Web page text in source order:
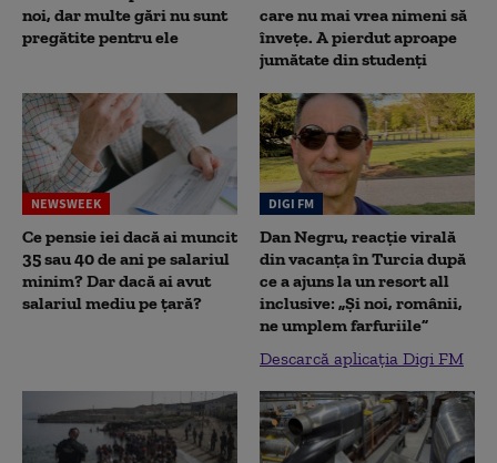
noi, dar multe gări nu sunt
pregătite pentru ele
care nu mai vrea nimeni să
înveţe. A pierdut aproape
jumătate din studenţi
NEWSWEEK
Ce pensie iei dacă ai muncit
35 sau 40 de ani pe salariul
minim? Dar dacă ai avut
salariul mediu pe țară?
DIGI FM
Dan Negru, reacție virală
din vacanța în Turcia după
ce a ajuns la un resort all
inclusive: „Și noi, românii,
ne umplem farfuriile”
Descarcă aplicația Digi FM